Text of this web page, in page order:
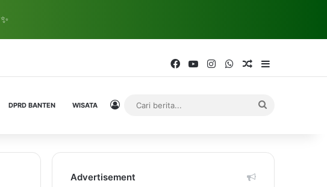
✨
FacebookYouTubeInstagramWhatsAppRandom Article
DPRD BANTEN WISATA Log In
Advertisement